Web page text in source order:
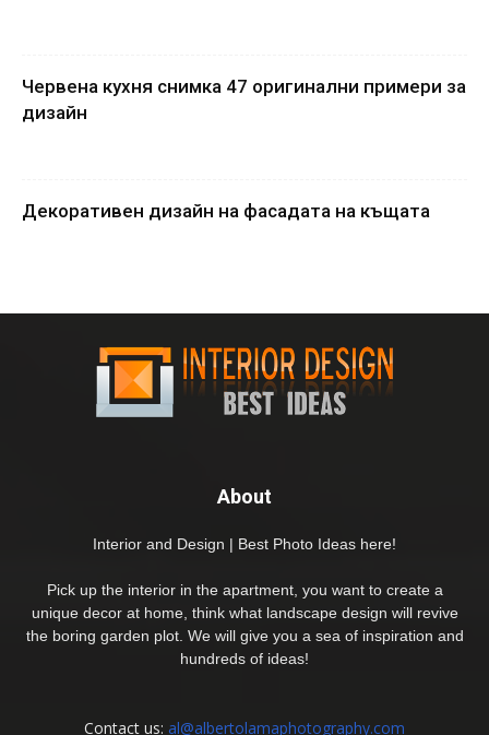
Червена кухня снимка 47 оригинални примери за
дизайн
Декоративен дизайн на фасадата на къщата
About
Interior and Design | Best Photo Ideas here!
Pick up the interior in the apartment, you want to create a
unique decor at home, think what landscape design will revive
the boring garden plot. We will give you a sea of inspiration and
hundreds of ideas!
Contact us: al@albertolamaphotography.com